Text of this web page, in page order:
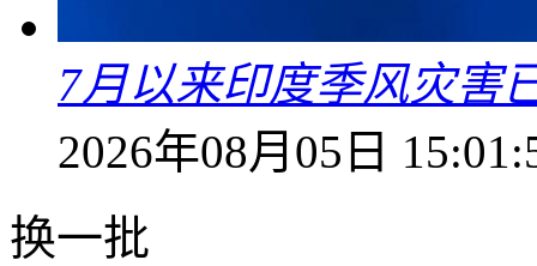
7月以来印度季风灾害
2026年08月05日
换一批